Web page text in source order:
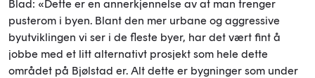
Blad: «Dette er en annerkjennelse av at man trenger
pusterom i byen. Blant den mer urbane og aggressive
byutviklingen vi ser i de fleste byer, har det vært fint å
jobbe med et litt alternativt prosjekt som hele dette
området på Bjølstad er. Alt dette er bygninger som under